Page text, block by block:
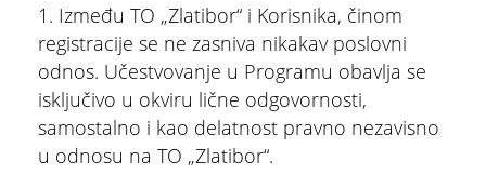
1. Između TO „Zlatibor“ i Korisnika, činom
registracije se ne zasniva nikakav poslovni
odnos. Učestvovanje u Programu obavlja se
isključivo u okviru lične odgovornosti,
samostalno i kao delatnost pravno nezavisno
u odnosu na TO „Zlatibor“.